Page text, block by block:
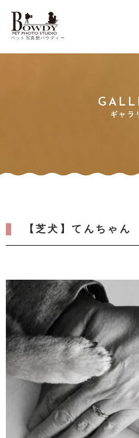
ペット写真館バウディー
ギャラ
【芝犬】てんちゃん